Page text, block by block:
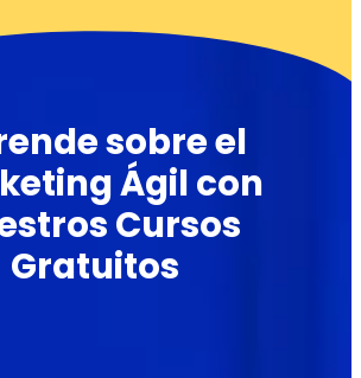
sobre el
Ágil con
Cursos
Gratuitos